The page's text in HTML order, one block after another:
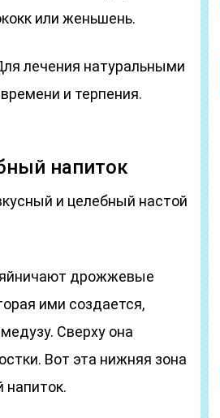
или женьшень.
лечения натуральными
и терпения.
напиток
и целебный настой
дрожжевые
ими создается,
Сверху она
Вот эта нижняя зона
напиток.